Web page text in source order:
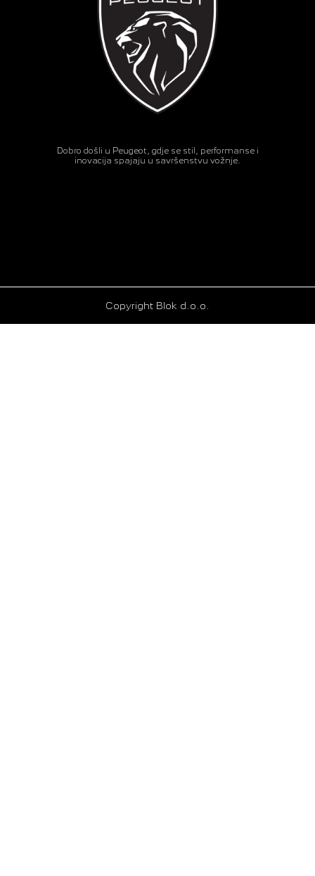
Dobro došli u Peugeot, gdje se stil, performanse i
inovacija spajaju u savršenstvu vožnje.
Copyright Blok d.o.o.